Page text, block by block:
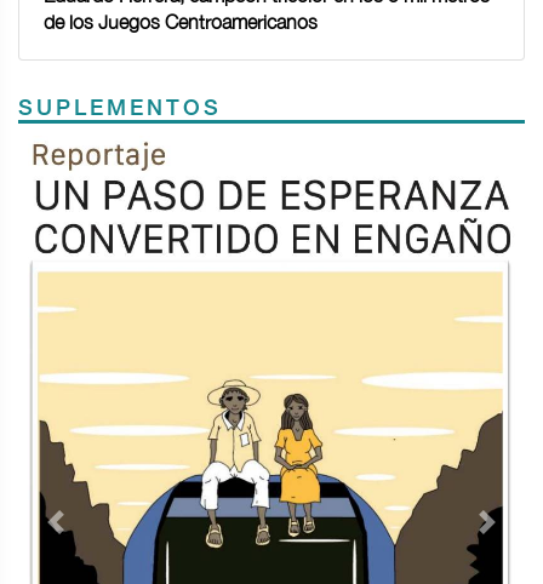
de los Juegos Centroamericanos
SUPLEMENTOS
Previous Next